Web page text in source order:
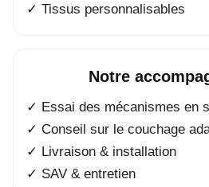
✓ Tissus personnalisables
Notre
✓ Essai des mécanismes en
✓ Conseil sur le couchage
✓ Livraison & installation
✓ SAV & entretien